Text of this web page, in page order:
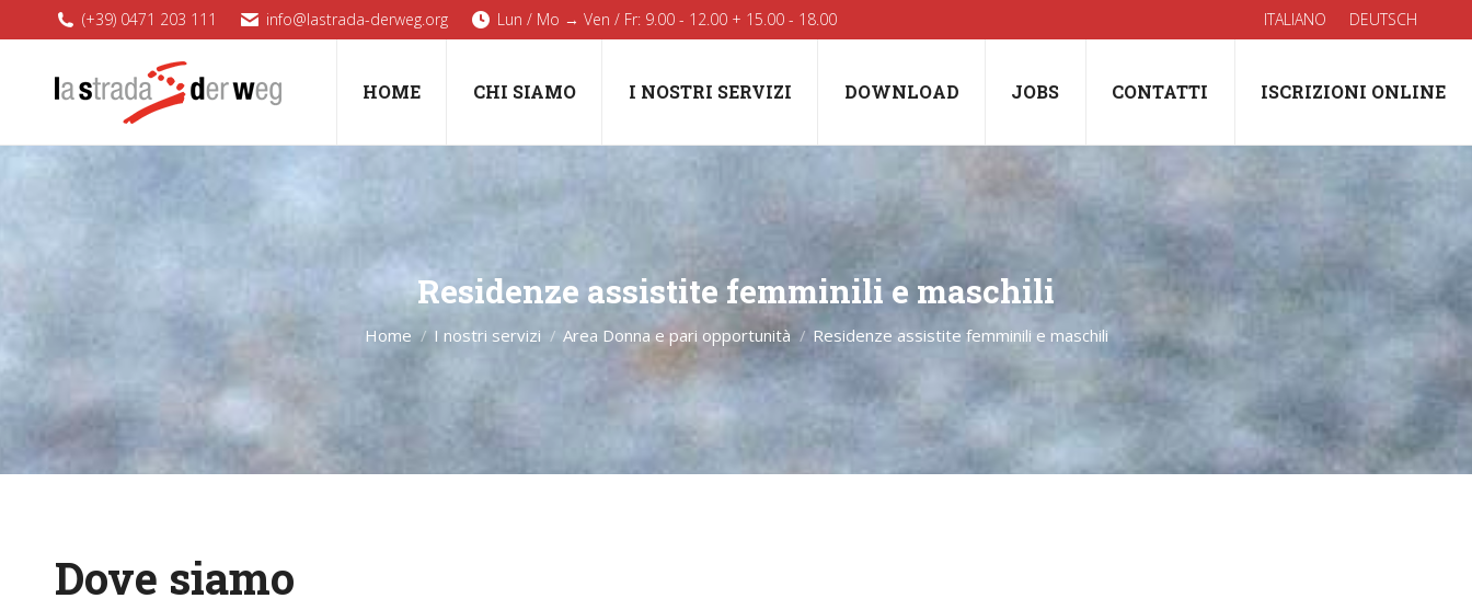
(+39) 0471 203 111 info@lastrada-derweg.org Lun / Mo → Ven / Fr: 9.00 - 12.00 + 15.00 - 18.00 ITALIANO DEUTSCH
HOME CHI SIAMO I NOSTRI SERVIZI DOWNLOAD JOBS CONTATTI ISCRIZIONI ONLINE
Residenze assistite femminili e maschili
You are here:
Home I nostri servizi Area Donna e pari opportunità Residenze assistite femminili e maschili
Dove siamo